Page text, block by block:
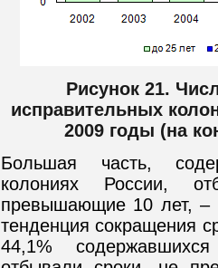
Рисунок 21.
исправительных
2009 годы (на
Большая часть,
колониях России,
превышающие 10 лет, –
тенденция сокращения
44,1%